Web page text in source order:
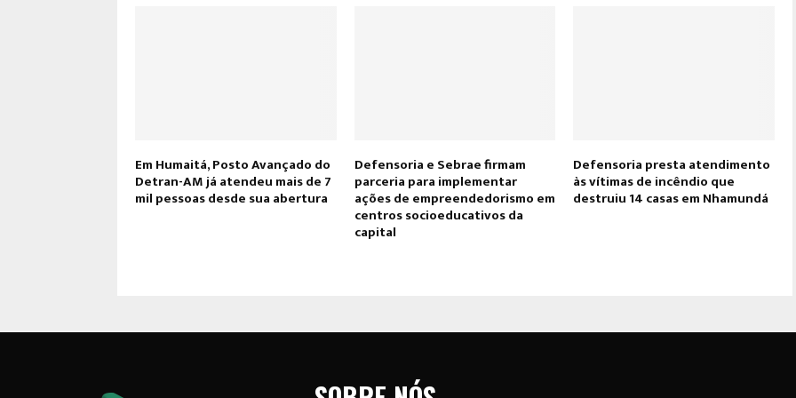
Em Humaitá, Posto Avançado do
Detran-AM já atendeu mais de 7
mil pessoas desde sua abertura
Defensoria e Sebrae firmam
parceria para implementar
ações de empreendedorismo em
centros socioeducativos da
capital
Defensoria presta atendimento
às vítimas de incêndio que
destruiu 14 casas em Nhamundá